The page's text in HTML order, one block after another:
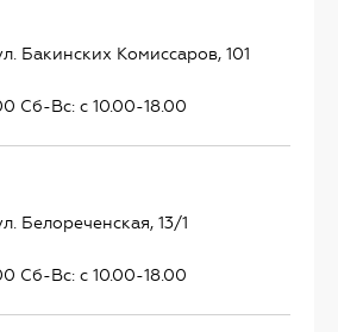
Бакинских Комиссаров, 101
Сб-Вс: с 10.00-18.00
Белореченская, 13/1
Сб-Вс: с 10.00-18.00